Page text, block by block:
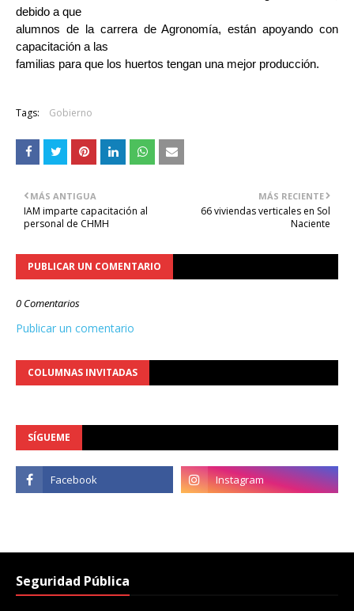
debido a que
alumnos de la carrera de Agronomía, están apoyando con
capacitación a las
familias para que los huertos tengan una mejor producción.
Tags: Gobierno
MÁS RECIENTE
66 viviendas verticales en Sol
Naciente
MÁS ANTIGUA
IAM imparte capacitación al
personal de CHMH
PUBLICAR UN COMENTARIO
0 Comentarios
Publicar un comentario
COLUMNAS INVITADAS
SÍGUEME
Seguridad Pública